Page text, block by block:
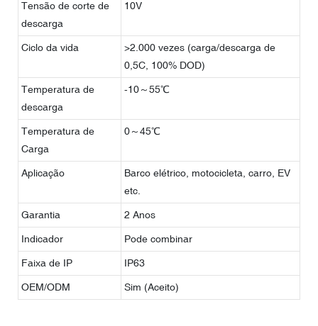
Tensão de corte de
descarga
10V
Ciclo da vida
>2.000 vezes (carga/descarga de
0,5C, 100% DOD)
Temperatura de
descarga
-10～55℃
Temperatura de
Carga
0～45℃
Aplicação
Barco elétrico, motocicleta, carro, EV
etc.
Garantia 2 Anos
Indicador Pode combinar
Faixa de IP IP63
OEM/ODM Sim (Aceito)